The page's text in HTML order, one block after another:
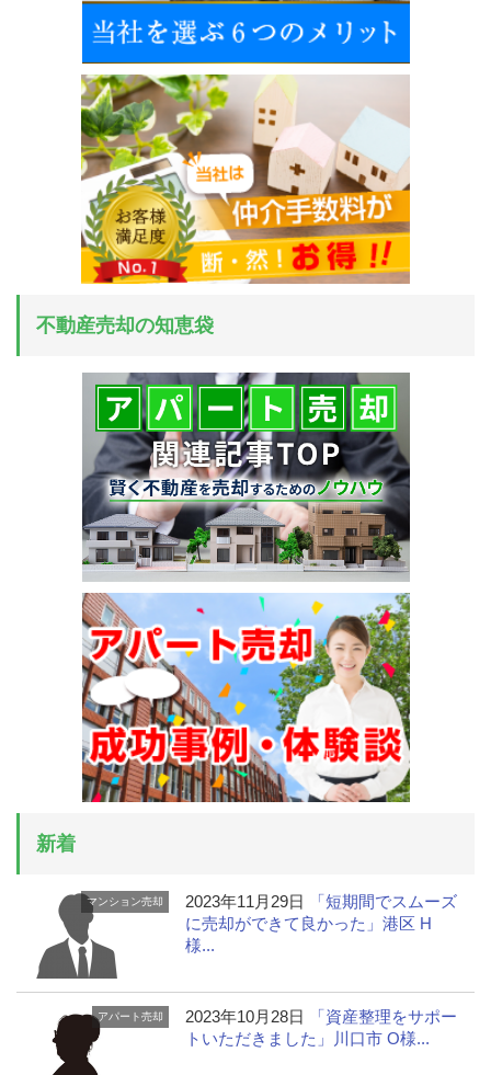
不動産売却の知恵袋
新着
マンション売却 2023年11月29日
「短期間でスムーズ
に売却ができて良かった」港区 H
様...
アパート売却 2023年10月28日
「資産整理をサポー
トいただきました」川口市 O様...